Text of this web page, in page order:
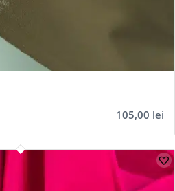
105,00 lei